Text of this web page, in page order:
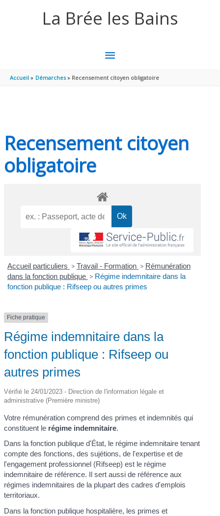
La Brée les Bains
MENU
PRINCIPAL
Accueil Démarches Recensement citoyen obligatoire
Recensement citoyen
obligatoire
Accueil particuliers > Travail - Formation > Rémunération
dans la fonction publique > Régime indemnitaire dans la
fonction publique : Rifseep ou autres primes
Fiche pratique
Régime indemnitaire dans la
fonction publique : Rifseep ou
autres primes
Vérifié le 24/01/2023 - Direction de l'information légale et
administrative (Première ministre)
Votre rémunération comprend des primes et indemnités qui
constituent le régime indemnitaire.
Dans la fonction publique d'État, le régime indemnitaire tenant
compte des fonctions, des sujétions, de l'expertise et de
l'engagement professionnel (Rifseep) est le régime
indemnitaire de référence. Il sert aussi de référence aux
régimes indemnitaires de la plupart des cadres d'emplois
territoriaux.
Dans la fonction publique hospitalière, les primes et